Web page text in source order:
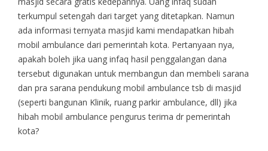
terkumpul setengah dari target yang ditetapkan. Namun
ada informasi ternyata masjid kami mendapatkan hibah
mobil ambulance dari pemerintah kota. Pertanyaan nya,
apakah boleh jika uang infaq hasil penggalangan dana
tersebut digunakan untuk membangun dan membeli sarana
dan pra sarana pendukung mobil ambulance tsb di masjid
(seperti bangunan Klinik, ruang parkir ambulance, dll) jika
hibah mobil ambulance pengurus terima dr pemerintah
kota?